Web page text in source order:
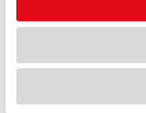
Achiziționarea unor suporturi
îți dorești să-ți creezi un spațiu de
spațiu aduce un plus de confort
eficienței tale din timpul orelor de